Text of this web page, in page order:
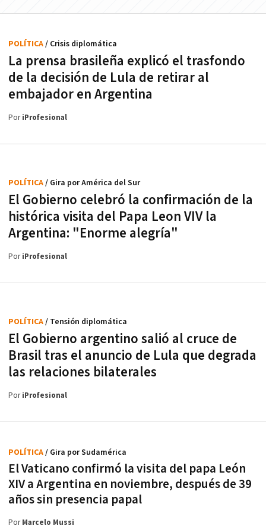
La prensa brasileña explicó el trasfondo
de la decisión de Lula de retirar al
embajador en Argentina
POLÍTICA/ Crisis diplomática
PoriProfesional
El Gobierno celebró la confirmación de la
histórica visita del Papa Leon VIV la
Argentina: "Enorme alegría"
POLÍTICA/ Gira por América del Sur
PoriProfesional
El Gobierno argentino salió al cruce de
Brasil tras el anuncio de Lula que degrada
las relaciones bilaterales
POLÍTICA/ Tensión diplomática
PoriProfesional
El Vaticano confirmó la visita del papa León
XIV a Argentina en noviembre, después de 39
años sin presencia papal
POLÍTICA/ Gira por Sudamérica
PorMarcelo Mussi